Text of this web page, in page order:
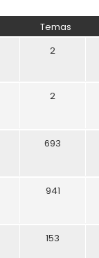
Temas
2
2
693
941
153